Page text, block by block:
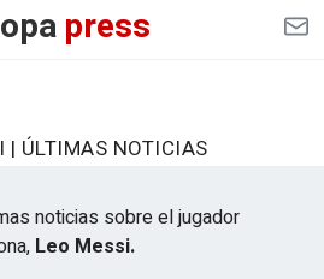
press
| ÚLTIMAS NOTICIAS
noticias sobre el jugador
Leo Messi.